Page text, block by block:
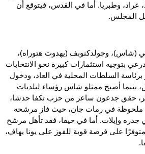
وطبريا. أما في القدس، فيتوقع أن
المجلس.
(شاس)، وجولدكنوبف (يهدوت هتوراه)،
بتوجيه استثمارات كبيرة نحو الانتخابات
السلطات المحلية في العاد، ودخول
بينما أصبح ممثلو شاس رؤساء لبلديات
حقق جدعون ساعر من حزب تكفا حدشا،
ملحوظة في رمات جان، حيث فاز مرشحه
جدره وإيلات. أما في حيفا، فقد تأهل مرشح
متوفرًا على فرصة قوية للفوز على يونا يهاف،